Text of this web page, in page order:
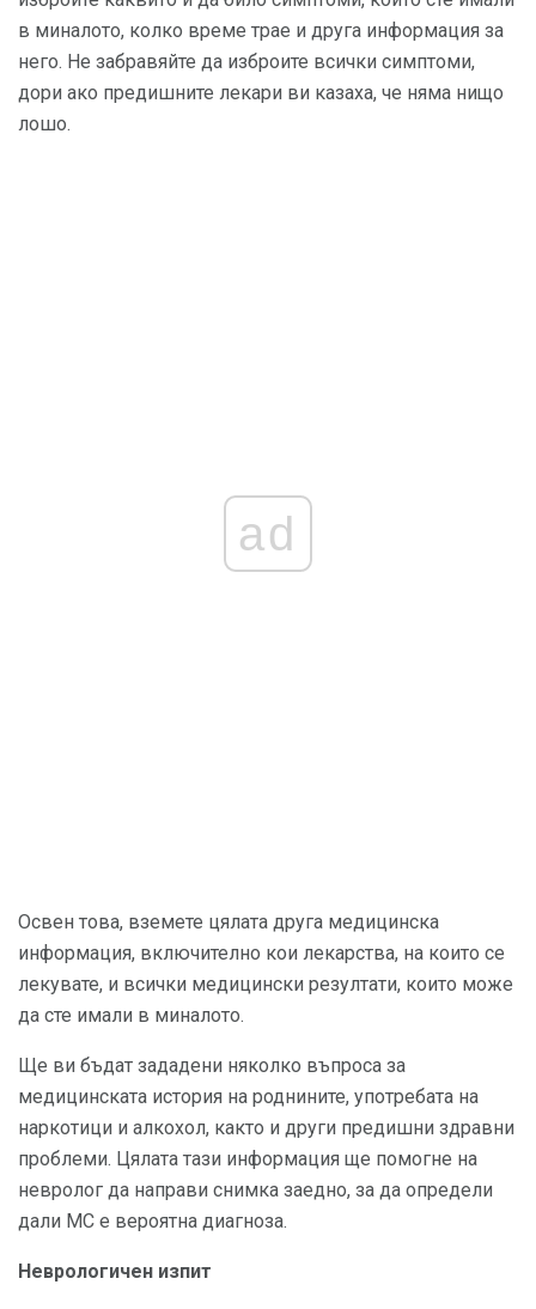
в миналото, колко време трае и друга информация за
него. Не забравяйте да изброите всички симптоми,
дори ако предишните лекари ви казаха, че няма нищо
лошо.
ad
Освен това, вземете цялата друга медицинска
информация, включително кои лекарства, на които се
лекувате, и всички медицински резултати, които може
да сте имали в миналото.
Ще ви бъдат зададени няколко въпроса за
медицинската история на роднините, употребата на
наркотици и алкохол, както и други предишни здравни
проблеми. Цялата тази информация ще помогне на
невролог да направи снимка заедно, за да определи
дали МС е вероятна диагноза.
Неврологичен изпит